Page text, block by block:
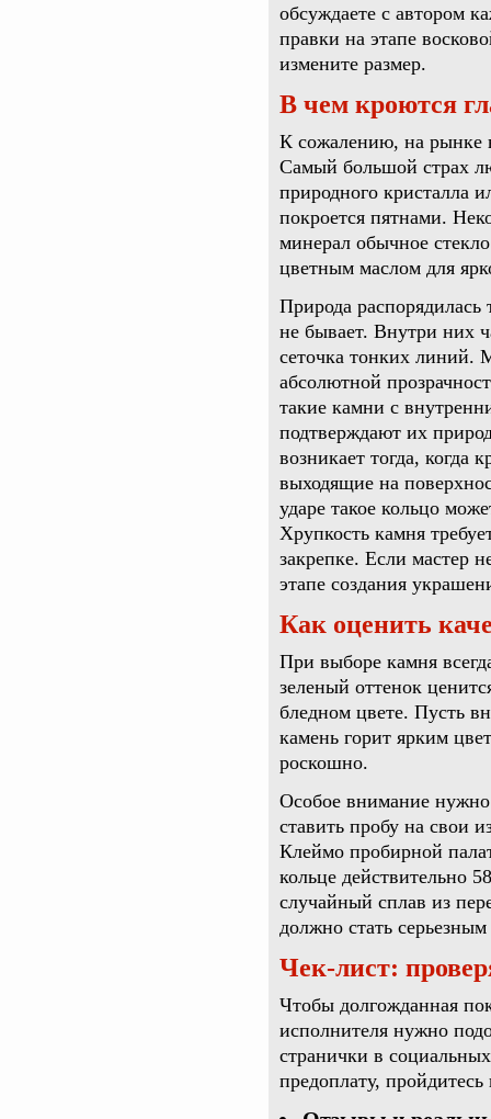
обсуждаете с автором
правки на этапе
измените размер.
В чем кроются
К сожалению, на рынке
Самый большой страх
природного кристалла
покроется пятнами.
минерал обычное
цветным маслом для
Природа распорядилась
не бывает. Внутри них
сеточка тонких линий.
абсолютной
такие камни с
подтверждают их
возникает тогда, когда
выходящие на
ударе такое кольцо
Хрупкость камня
закрепке. Если мастер
этапе создания
Как оценить
При выборе камня
зеленый оттенок
бледном цвете. Пусть
камень горит ярким
роскошно.
Особое внимание
ставить пробу на свои
Клеймо пробирной
кольце действительно
случайный сплав из
должно стать
Чек-лист:
Чтобы долгожданная
исполнителя нужно
странички в
предоплату,